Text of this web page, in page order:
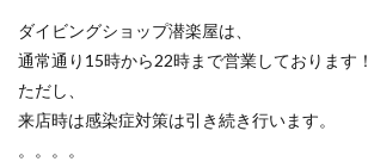
ダイビングショップ潜楽屋は、
通常通り15時から22時まで営業しております！
ただし、
来店時は感染症対策は引き続き行います。
。。。。